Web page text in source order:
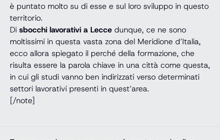
è puntato molto su di esse e sul loro sviluppo in questo
territorio.
Di sbocchi lavorativi a Lecce dunque, ce ne sono
moltissimi in questa vasta zona del Meridione d’Italia,
ecco allora spiegato il perché della formazione, che
risulta essere la parola chiave in una città come questa,
in cui gli studi vanno ben indirizzati verso determinati
settori lavorativi presenti in quest’area.
[/note]